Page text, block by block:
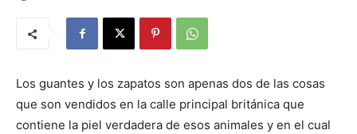
Los guantes y los zapatos son apenas dos de las cosas
que son vendidos en la calle principal británica que
contiene la piel verdadera de esos animales y en el cual